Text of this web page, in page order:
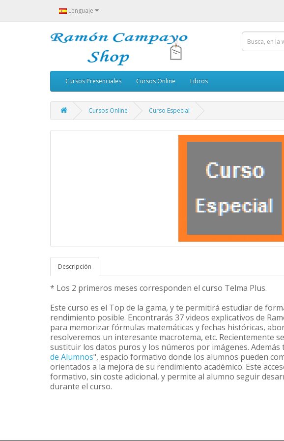
Lenguaje
Cursos Presenciales Cursos Online Libros
Cursos Online Curso Especial
Descripción
* Los 2 primeros meses corresponden el curso Telma Plus.
Este curso es el Top de la gama, y te permitirá estudiar de
rendimiento posible. Encontrarás 37 videos explicativos de
para memorizar fórmulas matemáticas y fechas históricas,
resolveremos un interesante macrotema, etc. Recientemente
sustituir los datos puros y los números por imágenes. Además
de Alumnos", espacio formativo donde los alumnos pueden
orientados a la mejora de su rendimiento académico. Este
formativo, sin coste adicional, y permite al alumno seguir
durante el curso.